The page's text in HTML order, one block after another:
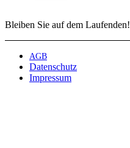
Bleiben Sie auf dem Laufenden!
AGB
Datenschutz
Impressum